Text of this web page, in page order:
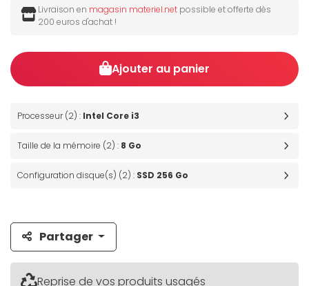
Livraison en magasin materiel.net possible et offerte dès
200 euros d'achat !
Ajouter au panier
Processeur (2) : Intel Core i3
Taille de la mémoire (2) : 8 Go
Configuration disque(s) (2) : SSD 256 Go
Partager
Reprise de vos produits usagés